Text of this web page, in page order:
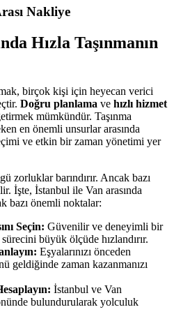
Nakliye
Hızla Taşınmanın
birçok kişi için heyecan verici
Doğru planlama ve hızlı hizmet
mümkündür. Taşınma
en önemli unsurlar arasında
ve etkin bir zaman yönetimi yer
zorluklar barındırır. Ancak bazı
İşte, İstanbul ile Van arasında
bazı önemli noktalar:
Seçin: Güvenilir ve deneyimli bir
büyük ölçüde hızlandırır.
Eşyalarınızı önceden
geldiğinde zaman kazanmanızı
İstanbul ve Van
bulundurularak yolculuk